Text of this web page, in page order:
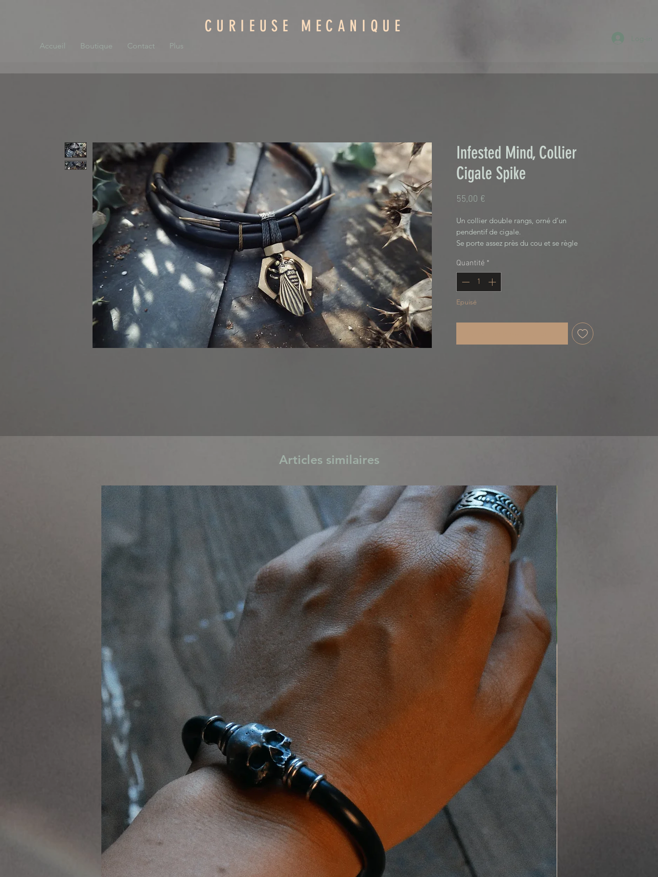
Accueil Boutique Contact Plus
CURIEUSE MECANIQUE
Infested Mind, Collier
Cigale Spike
55,00 €
Un collier double rangs, orné d’un
pendentif de cigale.
Se porte assez près du cou et se règle
Infested Mind Collection
Quantité *
Epuisé
Me notifier lorsque cet article est disponible
Articles similaires